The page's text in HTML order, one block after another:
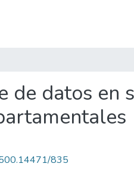
de datos en
835